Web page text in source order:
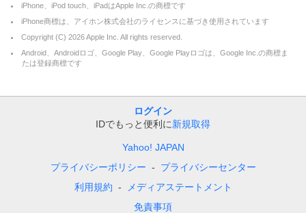
iPhone、iPod touch、iPadはApple Inc.の商標です
iPhone商標は、アイホン株式会社のライセンスに基づき使用されています
Copyright (C) 2026Apple Inc. All rights reserved.
Android、Androidロゴ、Google Play、Google Playロゴは、Google Inc.の商標ま
たは登録商標です
ログイン
IDでもっと便利に新規取得
Yahoo! JAPAN
プライバシーポリシー
プライバシーセンター
利用規約
メディアステートメント
免責事項